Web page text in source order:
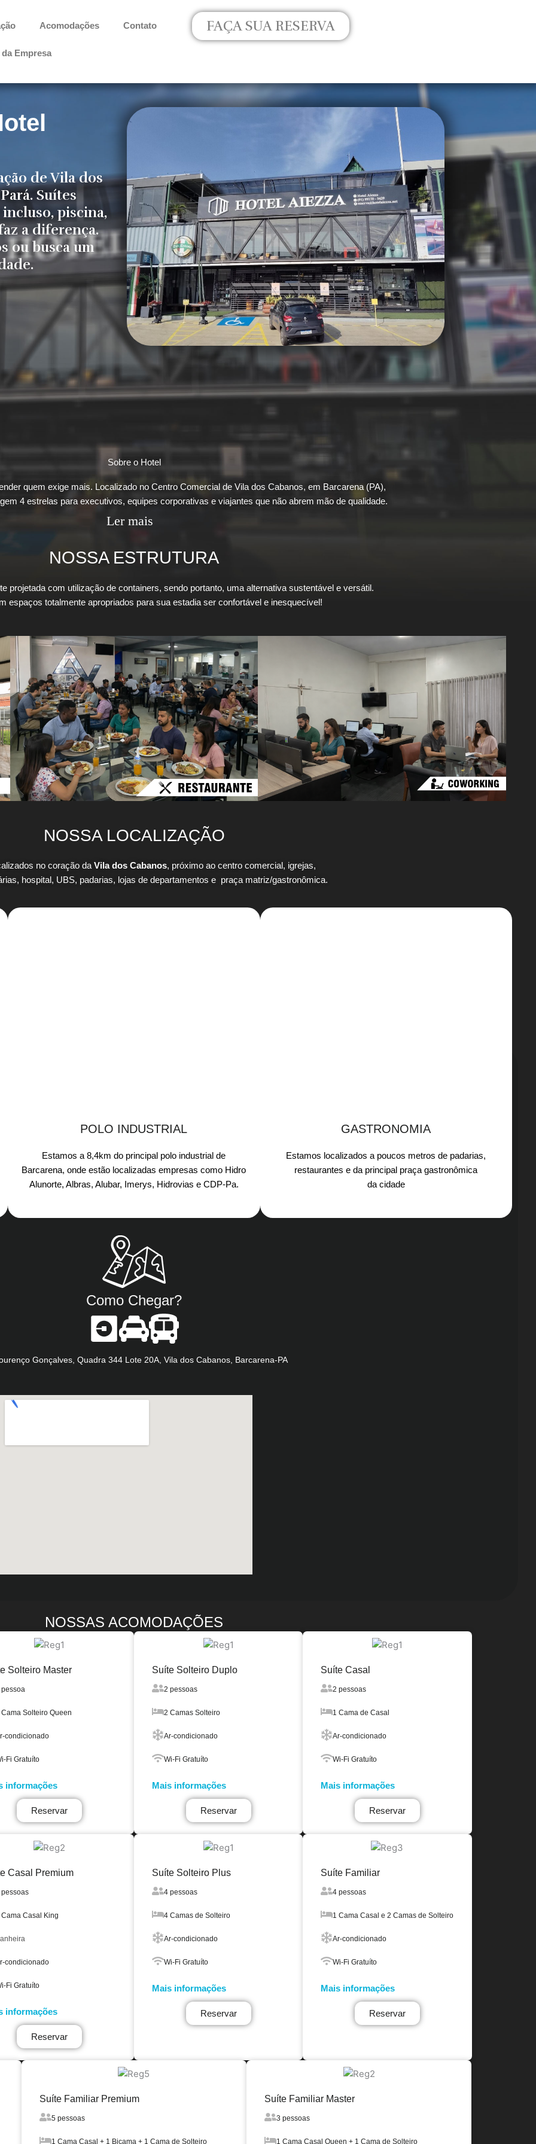
Acomodações Contato
Empresa
FAÇA SUA RESERVA
de Vila dos
Suítes
piscina,
a diferença.
ou busca um
Sobre o Hotel
quem exige mais. Localizado no Centro Comercial de Vila dos Cabanos, em Barcarena (PA),
4 estrelas para executivos, equipes corporativas e viajantes que não abrem mão de qualidade.
Ler mais
NOSSA ESTRUTURA
projetada com utilização de containers, sendo portanto, uma alternativa sustentável e versátil.
espaços totalmente apropriados para sua estadia ser confortável e inesquecível!
NOSSA LOCALIZAÇÃO
no coração daVila dos Cabanos, próximo ao centro comercial, igrejas,
hospital, UBS, padarias, lojas de departamentos e praça matriz/gastronômica.
POLO INDUSTRIAL
Estamos a 8,4km do principal polo industrial de
Barcarena, onde estão localizadas empresas como Hidro
Alunorte, Albras, Alubar, Imerys, Hidrovias e CDP-Pa.​
GASTRONOMIA
Estamos localizados a poucos metros de padarias,
restaurantes e da principal praça gastronômica
da cidade
Como Chegar?
Gonçalves, Quadra 344 Lote 20A, Vila dos Cabanos, Barcarena-PA
NOSSAS ACOMODAÇÕES
Solteiro Master
Solteiro Queen
condicionado
Fi Gratuíto
informações
Reservar
Suíte Solteiro Duplo
2 pessoas
2 Camas Solteiro
Ar-condicionado
Wi-Fi Gratuíto
Mais informações
Reservar
Suíte Casal
2 pessoas
1 Cama de Casal
Ar-condicionado
Wi-Fi Gratuíto
Mais informações
Reservar
Casal Premium
Casal King
condicionado
Fi Gratuíto
informações
Reservar
Suíte Solteiro Plus
4 pessoas
4 Camas de Solteiro
Ar-condicionado
Wi-Fi Gratuíto
Mais informações
Reservar
Suíte Familiar
4 pessoas
1 Cama Casal e 2 Camas de Solteiro
Ar-condicionado
Wi-Fi Gratuíto
Mais informações
Reservar
Suíte Familiar Premium
5 pessoas
1 Cama Casal + 1 Bicama + 1 Cama de Solteiro
Suíte Familiar Master
3 pessoas
1 Cama Casal Queen + 1 Cama de Solteiro